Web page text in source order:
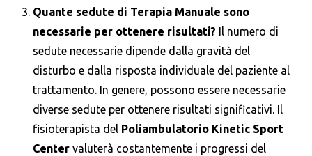
Quante sedute di Terapia Manuale sono
necessarie per ottenere risultati? Il numero di
sedute necessarie dipende dalla gravità del
disturbo e dalla risposta individuale del paziente al
trattamento. In genere, possono essere necessarie
diverse sedute per ottenere risultati significativi. Il
fisioterapista del Poliambulatorio Kinetic Sport
Center valuterà costantemente i progressi del